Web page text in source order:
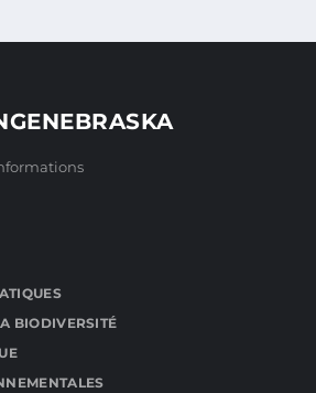
BIODIVERSITÉ